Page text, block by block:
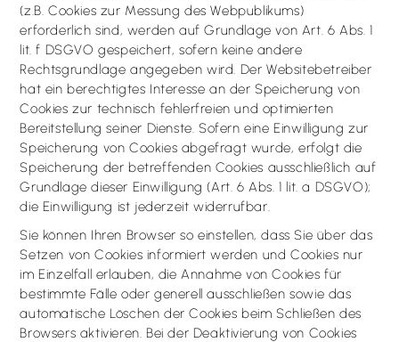
(z.B. Cookies zur Messung des Webpublikums)
erforderlich sind, werden auf Grundlage von Art. 6 Abs. 1
lit. f DSGVO gespeichert, sofern keine andere
Rechtsgrundlage angegeben wird. Der Websitebetreiber
hat ein berechtigtes Interesse an der Speicherung von
Cookies zur technisch fehlerfreien und optimierten
Bereitstellung seiner Dienste. Sofern eine Einwilligung zur
Speicherung von Cookies abgefragt wurde, erfolgt die
Speicherung der betreffenden Cookies ausschließlich auf
Grundlage dieser Einwilligung (Art. 6 Abs. 1 lit. a DSGVO);
die Einwilligung ist jederzeit widerrufbar.
Sie können Ihren Browser so einstellen, dass Sie über das
Setzen von Cookies informiert werden und Cookies nur
im Einzelfall erlauben, die Annahme von Cookies für
bestimmte Fälle oder generell ausschließen sowie das
automatische Löschen der Cookies beim Schließen des
Browsers aktivieren. Bei der Deaktivierung von Cookies